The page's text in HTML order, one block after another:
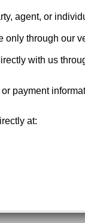
agent, or
only through our
with us
payment
at: